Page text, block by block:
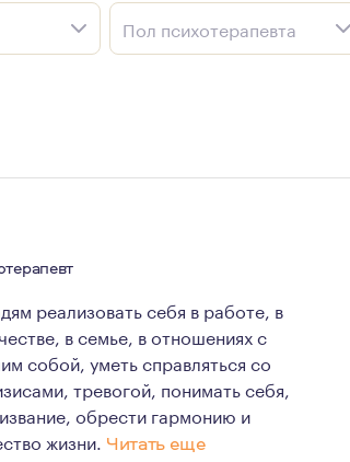
Пол психотерапевта
реализовать себя в работе, в
в семье, в отношениях с
собой, уметь справляться со
тревогой, понимать себя,
обрести гармонию и
жизни. Читать еще